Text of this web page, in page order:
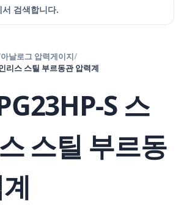
검색합니다.
아날로그 압력게이지/
리스 스틸 부르동관 압력계
S 스
스틸 부르동